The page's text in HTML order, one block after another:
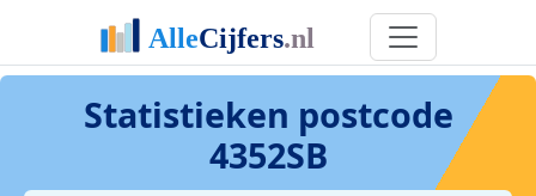
Statistieken postcode
4352SB